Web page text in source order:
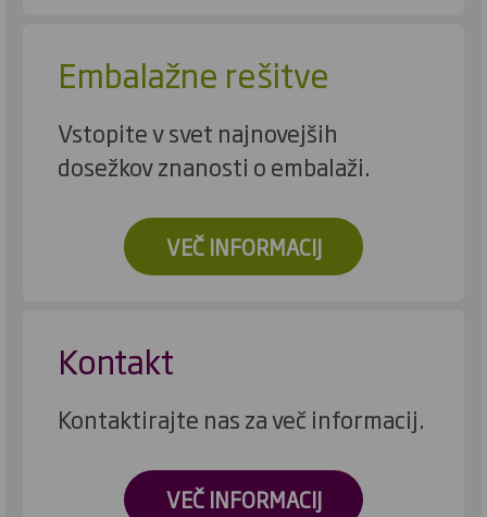
Embalažne rešitve
Vstopite v svet najnovejših
dosežkov znanosti o embalaži.
VEČ INFORMACIJ
Kontakt
Kontaktirajte nas za več informacij.
VEČ INFORMACIJ